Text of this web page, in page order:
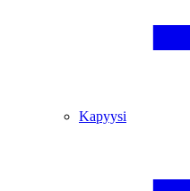
Kapyysi